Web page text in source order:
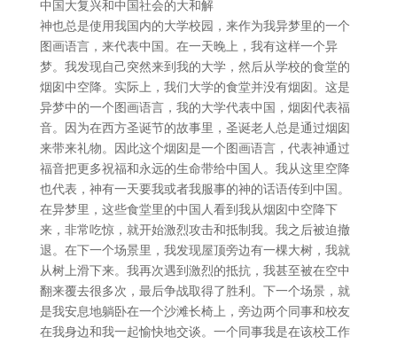
中国大复兴和中国社会的大和解
神也总是使用我国内的大学校园，来作为我异梦里的一个
图画语言，来代表中国。在一天晚上，我有这样一个异
梦。我发现自己突然来到我的大学，然后从学校的食堂的
烟囱中空降。实际上，我们大学的食堂并没有烟囱。这是
异梦中的一个图画语言，我的大学代表中国，烟囱代表福
音。因为在西方圣诞节的故事里，圣诞老人总是通过烟囱
来带来礼物。因此这个烟囱是一个图画语言，代表神通过
福音把更多祝福和永远的生命带给中国人。我从这里空降
也代表，神有一天要我或者我服事的神的话语传到中国。
在异梦里，这些食堂里的中国人看到我从烟囱中空降下
来，非常吃惊，就开始激烈攻击和抵制我。我之后被迫撤
退。在下一个场景里，我发现屋顶旁边有一棵大树，我就
从树上滑下来。我再次遇到激烈的抵抗，我甚至被在空中
翻来覆去很多次，最后争战取得了胜利。下一个场景，就
是我安息地躺卧在一个沙滩长椅上，旁边两个同事和校友
在我身边和我一起愉快地交谈。一个同事我是在该校工作